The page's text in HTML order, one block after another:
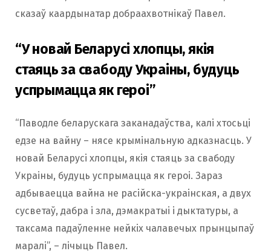
сказаў каардынатар добраахвотнікаў Павел.
“У новай Беларусі хлопцы, якія
стаяць за свабоду Украіны, будуць
успрымацца як героі”
“Паводле беларускага заканадаўства, калі хтосьці
едзе на вайну – нясе крымінальную адказнасць. У
новай Беларусі хлопцы, якія стаяць за свабоду
Украіны, будуць успрымацца як героі. Зараз
адбываецца вайна не расійска-украінская, а двух
сусветаў, дабра і зла, дэмакратыі і дыктатуры, а
таксама падаўленне нейкіх чалавечых прынцыпаў
маралі”, – лічыць Павел.